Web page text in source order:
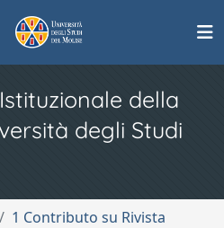
della
degli Studi
1 Contributo su Rivista